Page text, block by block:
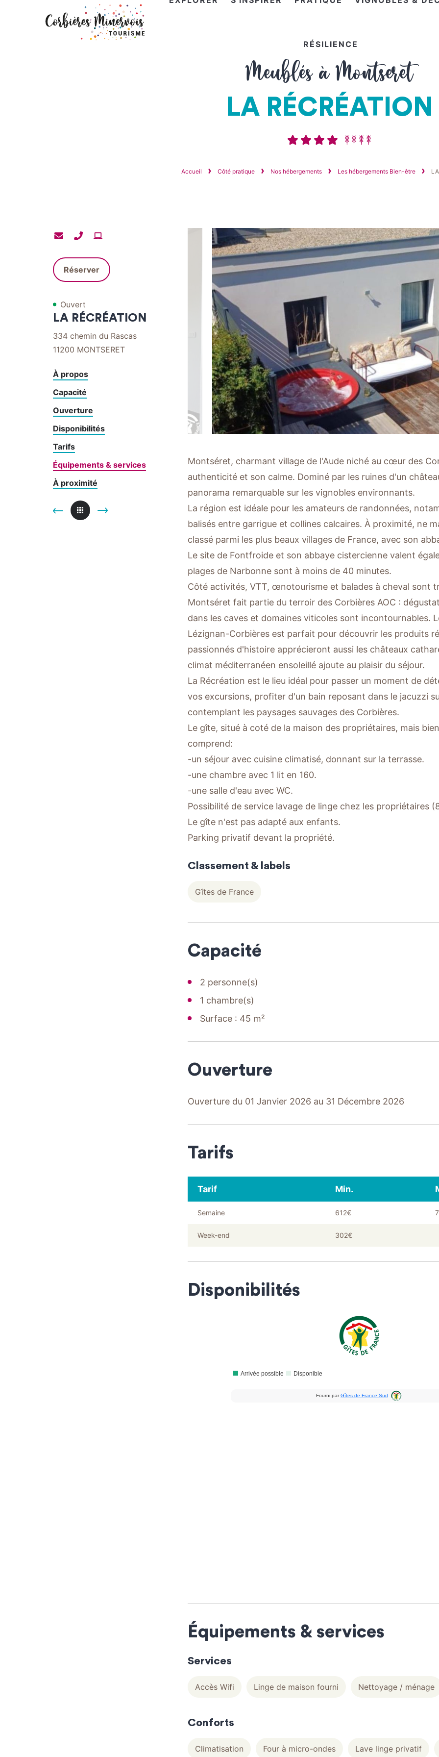
RÉSILIENCE
Meublés à Montseret
LA RÉCRÉATION
Accueil Côté pratique Nos hébergements Les hébergements Bien-être
Contacter
mail
Contacter
téléphone
Réserver
Ouvert
LA RÉCRÉATION
334 chemin du Rascas
11200 MONTSERET
À propos
Capacité
Ouverture
Disponibilités
Tarifs
Équipements & services
À proximité
Montséret, charmant village de l'Aude niché au cœur des
authenticité et son calme. Dominé par les ruines d'un
panorama remarquable sur les vignobles environnants.
La région est idéale pour les amateurs de randonnées,
balisés entre garrigue et collines calcaires. À proximité, ne
classé parmi les plus beaux villages de France, avec son
Le site de Fontfroide et son abbaye cistercienne valent
plages de Narbonne sont à moins de 40 minutes.
Côté activités, VTT, œnotourisme et balades à cheval sont
Montséret fait partie du terroir des Corbières AOC :
dans les caves et domaines viticoles sont incontournables.
Lézignan-Corbières est parfait pour découvrir les produits
passionnés d'histoire apprécieront aussi les châteaux
climat méditerranéen ensoleillé ajoute au plaisir du séjour.
La Récréation est le lieu idéal pour passer un moment de
vos excursions, profiter d'un bain reposant dans le jacuzzi
contemplant les paysages sauvages des Corbières.
Le gîte, situé à coté de la maison des propriétaires, mais
comprend:
-un séjour avec cuisine climatisé, donnant sur la terrasse.
-une chambre avec 1 lit en 160.
-une salle d'eau avec WC.
Possibilité de service lavage de linge chez les propriétaires
Le gîte n'est pas adapté aux enfants.
Parking privatif devant la propriété.
Classement & labels
Gîtes de France
Capacité
2 personne(s)
1 chambre(s)
Surface : 45 m²
Ouverture
Ouverture du 01 Janvier 2026 au 31 Décembre 2026
Tarifs
Tarif Min.
Semaine 612€
Week-end 302€
Disponibilités
Équipements & services
Services
Accès Wifi Linge de maison fourni Nettoyage / ménage
Conforts
Climatisation Four à micro-ondes Lave linge privatif